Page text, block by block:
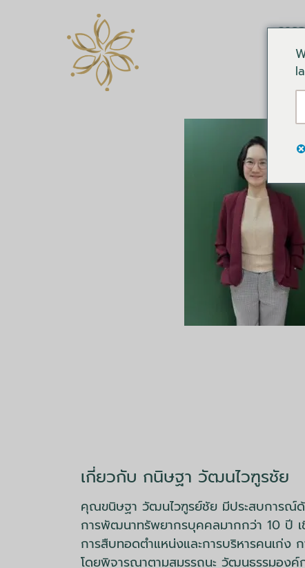
การ
เกี่ยวกับ กนิษฐา วัฒนไวฑูรชัย
คุณขนิษฐา วัฒนไวฑูรย์ชัย มีประสบการณ์ด้
การพัฒนาทรัพยากรบุคคลมากกว่า 10 ปี
การสืบทอดตำแหน่งและการบริหารคนเก่ง
โดยพิจารณาตามสมรรถนะ วัฒนธรรมองค์